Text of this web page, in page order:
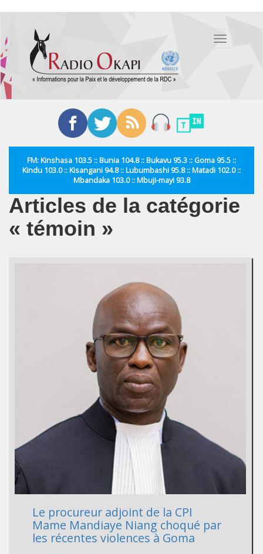
contenu
principal
Toggle
FM: Kinshasa 103.5 :: Bunia 104.8 :: Bukavu 95.3 :: Goma 95.5 ::
Kindu 103.0 :: Kisangani 94.8 :: Lubumbashi 95.8 :: Matadi 102.0 ::
Mbandaka 103.0 :: Mbuji-mayi 93.8
Articles de la catégorie
« témoin »
Le procureur adjoint de la CPI
Mame Mandiaye Niang choqué par
les récentes violences à Goma